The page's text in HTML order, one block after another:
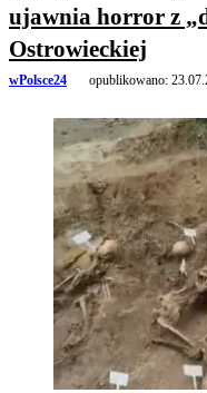
ujawnia horror z
Ostrowieckiej
wPolsce24 opublikowano: